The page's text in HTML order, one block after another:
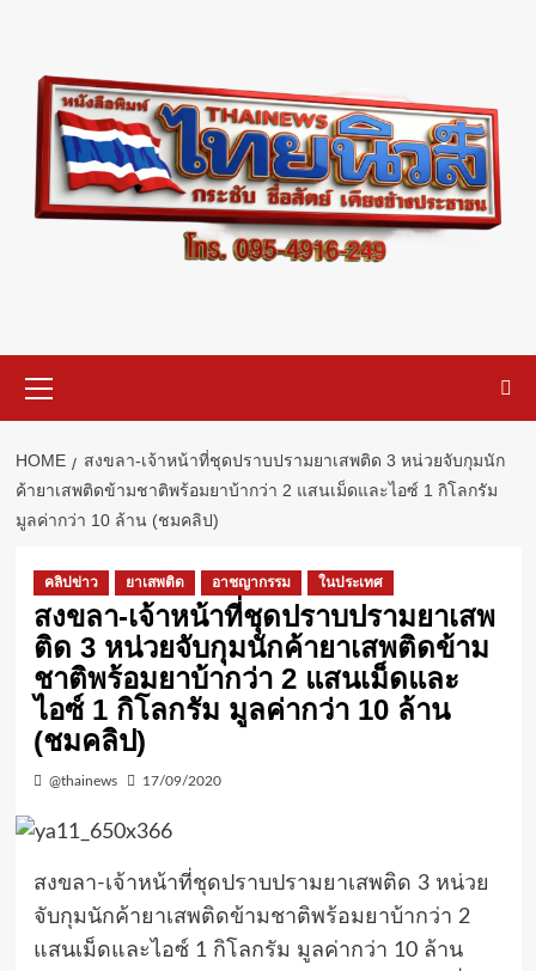
content
Menu
HOME
สงขลา-เจ้าหน้าที่ชุดปราบปรามยาเสพติด 3 หน่วยจับกุมนัก
ค้ายาเสพติดข้ามชาติพร้อมยาบ้ากว่า 2 แสนเม็ดและไอซ์ 1 กิโลกรัม
มูลค่ากว่า 10 ล้าน (ชมคลิป)
คลิปข่าว ยาเสพติด อาชญากรรม ในประเทศ
สงขลา-เจ้าหน้าที่ชุดปราบปรามยาเสพ
ติด 3 หน่วยจับกุมนักค้ายาเสพติดข้าม
ชาติพร้อมยาบ้ากว่า 2 แสนเม็ดและ
ไอซ์ 1 กิโลกรัม มูลค่ากว่า 10 ล้าน
(ชมคลิป)
@thainews 17/09/2020
สงขลา-เจ้าหน้าที่ชุดปราบปรามยาเสพติด 3 หน่วย
จับกุมนักค้ายาเสพติดข้ามชาติพร้อมยาบ้ากว่า 2
แสนเม็ดและไอซ์ 1 กิโลกรัม มูลค่ากว่า 10 ล้าน